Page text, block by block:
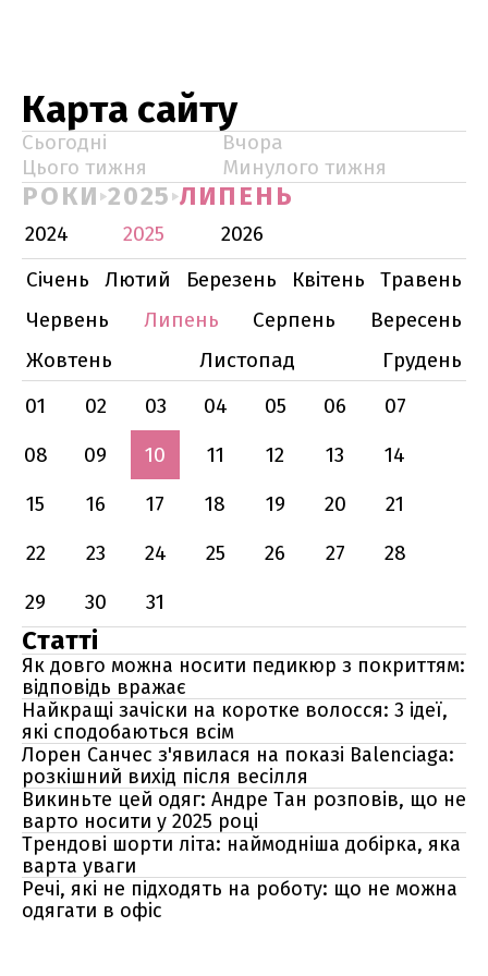
Карта сайту
Сьогодні
Вчора
Цього тижня
Минулого тижня
РОКИ 2025 ЛИПЕНЬ
2024 2025
2026
Січень
Лютий Березень Квітень
Травень
Червень
Липень Серпень
Вересень
Жовтень
Листопад
Грудень
01
02 03 04 05 06
07
08
09 10 11 12 13
14
15
16 17 18 19 20
21
22
23 24 25 26 27
28
29
30 31
Статті
Як довго можна носити педикюр з покриттям:
відповідь вражає
Найкращі зачіски на коротке волосся: 3 ідеї,
які сподобаються всім
Лорен Санчес з'явилася на показі Balenciaga:
розкішний вихід після весілля
Викиньте цей одяг: Андре Тан розповів, що не
варто носити у 2025 році
Трендові шорти літа: наймодніша добірка, яка
варта уваги
Речі, які не підходять на роботу: що не можна
одягати в офіс